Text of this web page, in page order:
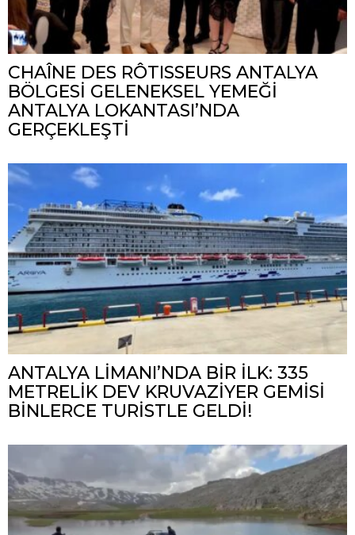
CHAÎNE DES RÔTISSEURS ANTALYA
BÖLGESİ GELENEKSEL YEMEĞİ
ANTALYA LOKANTASI’NDA
GERÇEKLEŞTİ
ANTALYA LİMANI’NDA BİR İLK: 335
METRELİK DEV KRUVAZİYER GEMİSİ
BİNLERCE TURİSTLE GELDİ!